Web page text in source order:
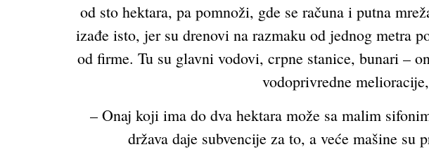
od sto hektara, pa pomnoži, gde se računa i putna
izađe isto, jer su drenovi na razmaku od jednog metra
od firme. Tu su glavni vodovi, crpne stanice, bunari –
vodoprivredne
– Onaj koji ima do dva hektara može sa malim
država daje subvencije za to, a veće mašine